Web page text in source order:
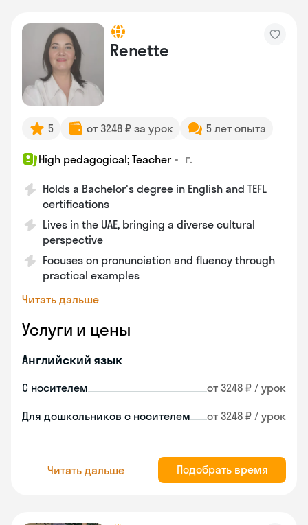
Renette
5 от 3248 ₽ за урок 5 лет опыта
High pedagogical; Teacher • г.
Holds a Bachelor's degree in English and TEFL
certifications
Lives in the UAE, bringing a diverse cultural
perspective
Focuses on pronunciation and fluency through
practical examples
Читать дальше
Услуги и цены
Английский язык
С носителем от 3248 ₽ / урок
Для дошкольников с носителем от 3248 ₽ / урок
Читать дальше Подобрать время